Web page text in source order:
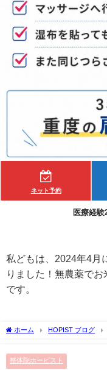
ネット予約
医療経
私どもは、2024年4月
りました！無農薬で
です。
ホーム HOPIST ブログ
整体院ホーピスト